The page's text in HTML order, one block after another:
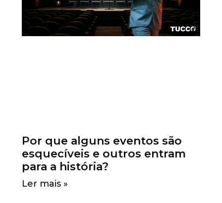
Por que alguns eventos são
esquecíveis e outros entram
para a história?
Ler mais »